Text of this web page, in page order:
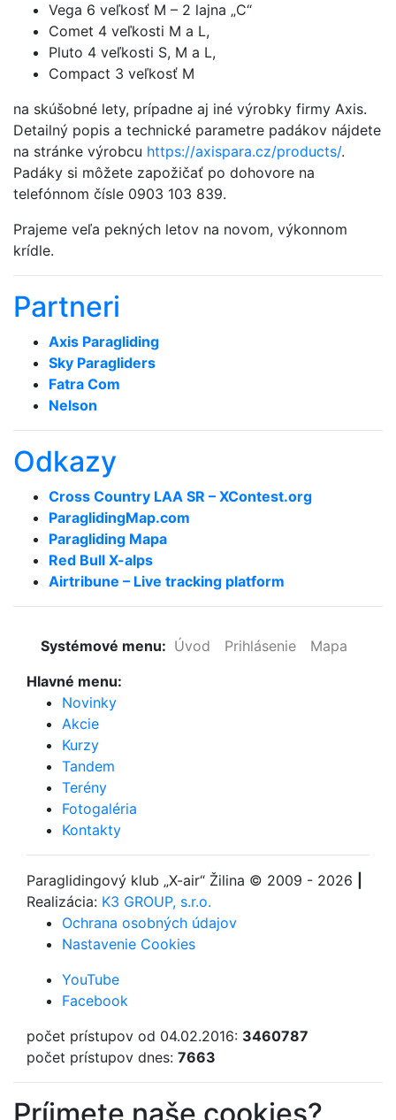
Vega 6 veľkosť M – 2 lajna „C“
Comet 4 veľkosti M a L,
Pluto 4 veľkosti S, M a L,
Compact 3 veľkosť M
na skúšobné lety, prípadne aj iné výrobky firmy Axis.
Detailný popis a technické parametre padákov nájdete
na stránke výrobcu https://axispara.cz/products/.
Padáky si môžete zapožičať po dohovore na
telefónnom čísle 0903 103 839.
Prajeme veľa pekných letov na novom, výkonnom
krídle.
Partneri
Axis Paragliding
Sky Paragliders
Fatra Com
Nelson
Odkazy
Cross Country LAA SR – XContest.org
ParaglidingMap­.com
Paragliding Mapa
Red Bull X-alps
Airtribune – Live tracking platform
Systémové menu: Úvod Prihlásenie
Mapa
Hlavné menu:
Novinky
Akcie
Kurzy
Tandem
Terény
Fotogaléria
Kontakty
Paraglidingový klub „X-air“ Žilina © 2009 - 2026
Realizácia: K3 GROUP, s.r.o.
Ochrana osobných údajov
Nastavenie Cookies
YouTube
Facebook
počet prístupov od 04.02.2016: 3460787
počet prístupov dnes: 7663